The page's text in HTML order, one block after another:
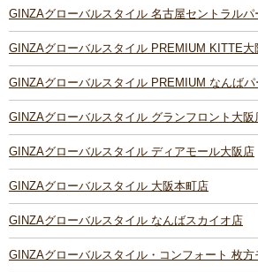
GINZAグローバルスタイル 名古屋セントラルパ
GINZAグローバルスタイル PREMIUM KITTE大
GINZAグローバルスタイル PREMIUM なんば
GINZAグローバルスタイル グランフロント大阪
GINZAグローバルスタイル ディアモール大阪店
GINZAグローバルスタイル 大阪本町店
GINZAグローバルスタイル なんばスカイオ店
GINZAグローバルスタイル・コンフォート 枚方